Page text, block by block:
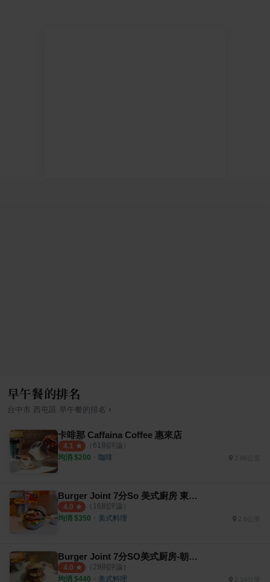
早午餐的排名
台中市 西屯區 早午餐的排名 ›
卡啡那 Caffaina Coffee 惠來店
4.1 （ 61則評論）
均消 $200 ・ 咖啡
Burger Joint 7分So 美式廚房 東海店
4.0 （ 16則評論）
均消 $350 ・ 美式料理
Burger Joint 7分SO美式厨房-朝富店
4.0 （ 29則評論）
均消 $440 ・ 美式料理 2.14公里